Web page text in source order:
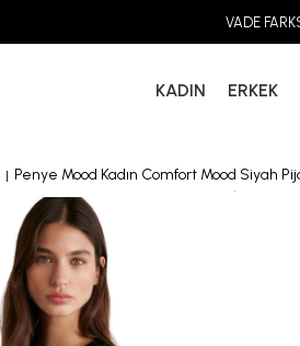
VADE
KADIN ERKEK
Penye Mood Kadın Comfort Mood Siyah